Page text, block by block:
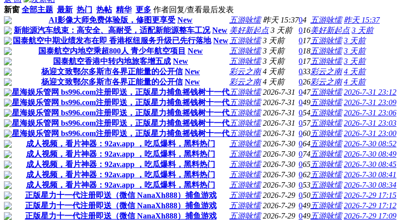
新窗 全部主题 最新 热门 热帖 精华 更多 作者回复/查看最后发表
AI影像大师免费体验版，修图更享受 New 五游咏懦 昨天 15:3704 五游咏懦 昨天 15:37
新能源汽车线束：高安全、高耐受，适配新能源整车工况 New 美好新起点 3 天前 016美好新起点 3 天前
国泰航空中期业绩发布在即 香港枢纽服务升级已先行落地 New 五游咏懦 3 天前 017五游咏懦 3 天前
国泰航空内地空乘超800人 青少年航空项目 New 五游咏懦 3 天前 018五游咏懦 3 天前
国泰航空香港中转内地旅客增五成 New 五游咏懦 3 天前 017五游咏懦 3 天前
杨迎文致鄂尔多斯市各界正能量的公开信 New 彩云之南 4 天前 033彩云之南 4 天前
杨迎文致鄂尔多斯市各界正能量的公开信 New 彩云之南 4 天前 026彩云之南 4 天前
星海娱乐管网 bs996.com注册即送，正版星力捕鱼摇钱树十一代五游咏懦 2026-7-31 047五游咏懦 2026-7-31 23:12
星海娱乐管网 bs996.com注册即送，正版星力捕鱼摇钱树十一代五游咏懦 2026-7-31 049五游咏懦 2026-7-31 23:09
星海娱乐管网 bs996.com注册即送，正版星力捕鱼摇钱树十一代五游咏懦 2026-7-31 054五游咏懦 2026-7-31 23:06
星海娱乐管网 bs996.com注册即送，正版星力捕鱼摇钱树十一代五游咏懦 2026-7-31 057五游咏懦 2026-7-31 23:03
星海娱乐管网 bs996.com注册即送，正版星力捕鱼摇钱树十一代五游咏懦 2026-7-31 060五游咏懦 2026-7-31 23:00
成人视频，看片神器：92av.app ，吃瓜爆料，黑料热门
五游咏懦 2026-7-30 064五游咏懦 2026-7-30 08:52
成人视频，看片神器：92av.app ，吃瓜爆料，黑料热门
五游咏懦 2026-7-30 074五游咏懦 2026-7-30 08:49
成人视频，看片神器：92av.app ，吃瓜爆料，黑料热门
五游咏懦 2026-7-30 065五游咏懦 2026-7-30 08:45
成人视频，看片神器：92av.app ，吃瓜爆料，黑料热门
五游咏懦 2026-7-30 062五游咏懦 2026-7-30 08:41
成人视频，看片神器：92av.app ，吃瓜爆料，黑料热门
五游咏懦 2026-7-30 053五游咏懦 2026-7-30 08:34
正版星力十一代注册即送（微信 NanaXh888）捕鱼游戏
五游咏懦 2026-7-29 050五游咏懦 2026-7-29 17:15
正版星力十一代注册即送（微信 NanaXh888）捕鱼游戏
五游咏懦 2026-7-29 049五游咏懦 2026-7-29 17:12
正版星力十一代注册即送（微信 NanaXh888）捕鱼游戏
五游咏懦 2026-7-29 049五游咏懦 2026-7-29 17:09